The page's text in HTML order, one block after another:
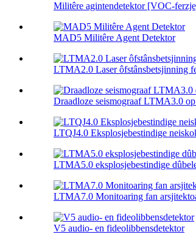
Militêre agintendetektor [VOC-
MAD5 Militêre Agent Detektor
LTMA2.0 Laser ôfstânsbetsjinning
Draadloze seismograaf LTMA3.0
LTQJ4.0 Eksplosjebestindige
LTMA5.0 eksplosjebestindige
LTMA7.0 Monitoaring fan
V5 audio- en fideolibbensdetektor